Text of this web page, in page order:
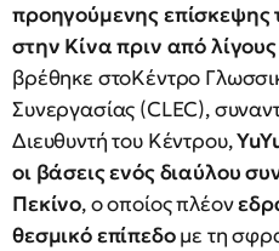
προηγούμενης επίσκεψης
στην Κίνα πριν από
βρέθηκε στοΚέντρο
Συνεργασίας (CLEC),
Διευθυντή του Κέντρου,
οι βάσεις ενός διαύλου
Πεκίνο, ο οποίος πλέον
θεσμικό επίπεδομε τη